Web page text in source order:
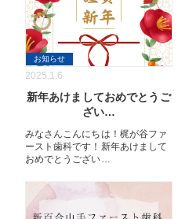
お知らせ
2025.1.6
新年あけましておめでとうご
ざい…
みなさんこんにちは！梶が谷ファ
ースト歯科です！新年あけまして
おめでとうござい…